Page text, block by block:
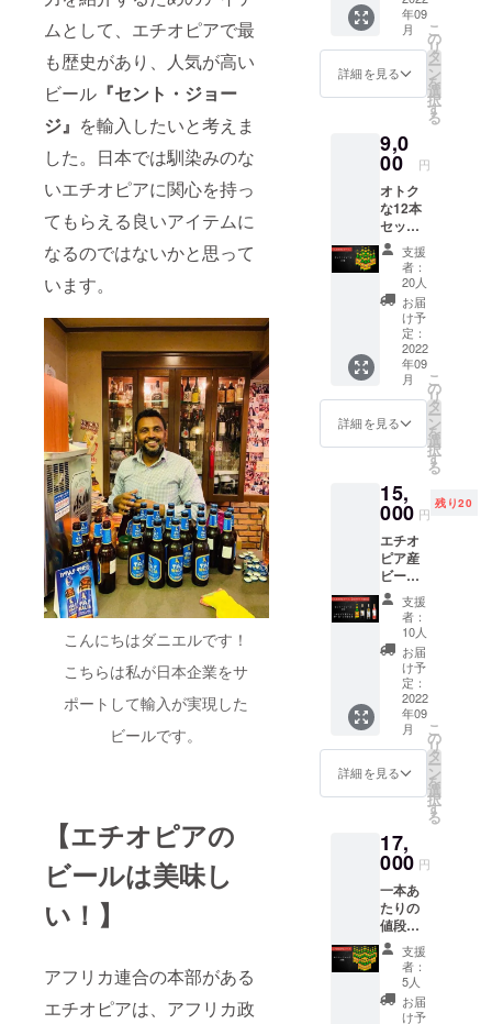
ムとして、エチオピアで最
も歴史があり、人気が高い
ビール 『セント・ジョー
ジ』 を輸入したいと考えま
した。日本では馴染みのな
いエチオピアに関心を持っ
てもらえる良いアイテムに
なるのではないかと思って
います。
こんにちはダニエルです！
こちらは私が日本企業をサ
ポートして輸入が実現した
ビールです。
【エチオピアの
ビールは美味し
い！】
アフリカ連合の本部がある
エチオピアは、アフリカ政
い」と
思う皆
さま向
けのお
試し
セット
・セン
ト・
ジョー
ジ（6
本） ※
輸入完
了でき
次第随
時リ
ターン
品の配
送を開
始する
予定で
す。し
かし輸
出入の
は遅れ
ること
があり
ますこ
とご了
承下さ
い。 ※
全て送
料送料
込みの
金額で
す。 ※
このリ
ターン
はお酒
ですの
で二十
できま
せん。
年09
月
詳細を見る
こ
の
リ
タ
ー
ン
を
選
択
す
る
9,0
00 円
オトク
な12本
セッ
ト！ 1
本あた
りの値
段が6本
セット
よりも
お買い
得に
なって
いま
す。誰
かと飲
みたい
おすす
めで
す！ ・
セン
ト・
ジョー
ジ（12
本） ※
輸入完
了でき
次第随
時リ
ターン
品の配
送を開
始する
予定で
進行状
況に
よって
は遅れ
ること
があり
ますこ
とご了
承下さ
い。 ※
全て送
支援
者：
20人
お届
け予
定：
2022
年09
月
詳細を見る
こ
の
リ
タ
ー
ン
を
選
択
す
る
15,
000 円
残り20
エチオ
ピア産
ビール
とワイ
ンが
セット
のコー
スで
す。 エ
チオピ
ア産ワ
インは
フラン
スのワ
イン企
業
L社に
よって
製造さ
れた
100%エ
チオピ
ア産ワ
イン
で、フ
ランス
のワイ
支援
者：
10人
お届
け予
定：
2022
年09
月
詳細を見る
こ
の
リ
タ
ー
ン
を
選
択
す
る
17,
000 円
一本あ
たりの
値段が
さらに
お得に
なった
セット
です。
支援
者：
5人
お届
け予